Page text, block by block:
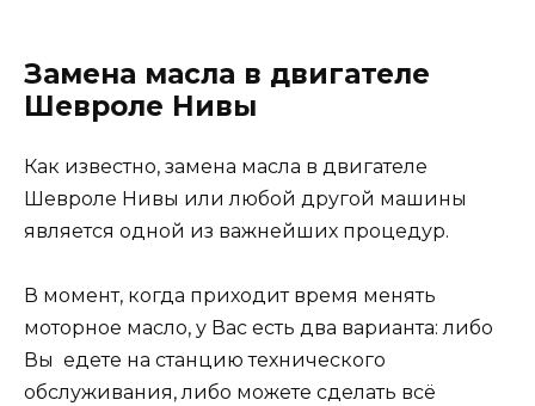
Замена масла в двигателе
Шевроле Нивы
Как известно, замена масла в двигателе
Шевроле Нивы или любой другой машины
является одной из важнейших процедур.
В момент, когда приходит время менять
моторное масло, у Вас есть два варианта: либо
Вы едете на станцию технического
обслуживания, либо можете сделать всё